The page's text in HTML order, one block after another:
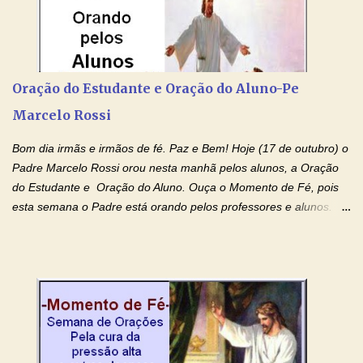
Devoção e Fé Clique para acessar: Facebook Padre Marcelo
Rossi Site Padre Marcelo Rossi (para ouvir o Momento de Fé)
Tocai, Cura! E Restaura! "Jesus, no poder de Seu Nome, peço
gerações, através de todas as raízes da minha árvore
genealógica. Que o Sangue de Jesus, purificador e vivificante,
Oração do Estudante e Oração do Aluno-Pe
Marcelo Rossi
Bom dia irmãs e irmãos de fé. Paz e Bem! Hoje (17 de outubro) o
Padre Marcelo Rossi orou nesta manhã pelos alunos, a Oração
do Estudante e Oração do Aluno. Ouça o Momento de Fé, pois
esta semana o Padre está orando pelos professores e alunos.
intelectualmente e espiritualmente para o dia da prova. Confie no
amor Ágape de Jesus e no amor materno de Nossa Senhora.
Fique com a paz de Jesus e o amor de Maria! Adriana-Devoção e
Fé Oração do Estudante I Senhor, eu sou estudante, e por sinal,